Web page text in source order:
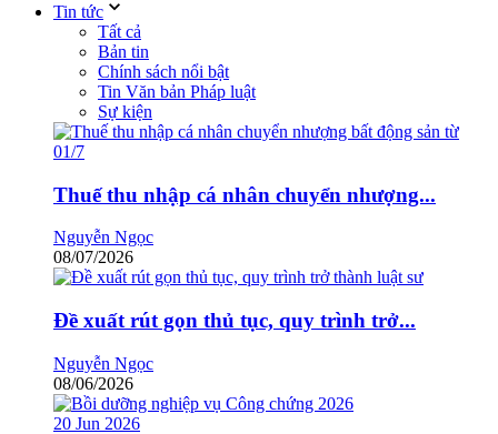
Tin tức
Tất cả
Bản tin
Chính sách nổi bật
Tin Văn bản Pháp luật
Sự kiện
Thuế thu nhập cá nhân chuyển nhượng...
Nguyễn Ngọc
08/07/2026
Đề xuất rút gọn thủ tục, quy trình trở...
Nguyễn Ngọc
08/06/2026
20 Jun 2026